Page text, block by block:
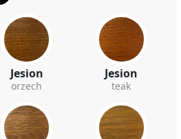
Jesion
orzech
Jesion
teak